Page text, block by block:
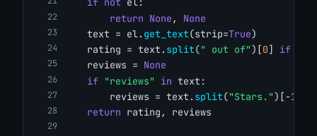
return None , None
    text = el.
get_text(strip=True)
    rating = text.
split(" out of")[0] if
    reviews =
None
if "reviews" in text:
        reviews = text.
split("Stars.")[-1
return rating, reviews